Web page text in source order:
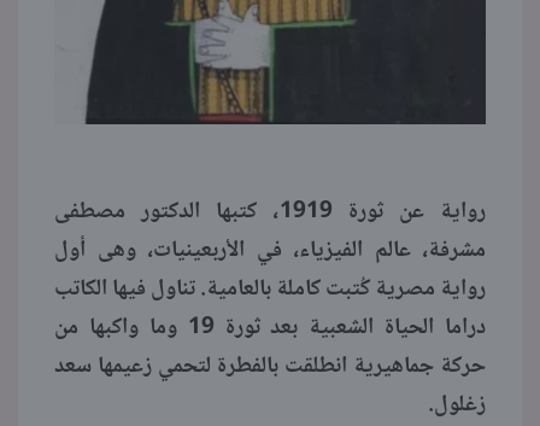
رواية عن ثورة 1919، كتبها الدكتور مصطفى
مشرفة، عالم الفيزياء، في الأربعينيات، وهى أول
رواية مصرية كُتبت كاملة بالعامية. تناول فيها الكاتب
دراما الحياة الشعبية بعد ثورة 19 وما واكبها من
حركة جماهيرية انطلقت بالفطرة لتحمي زعيمها سعد
زغلول.